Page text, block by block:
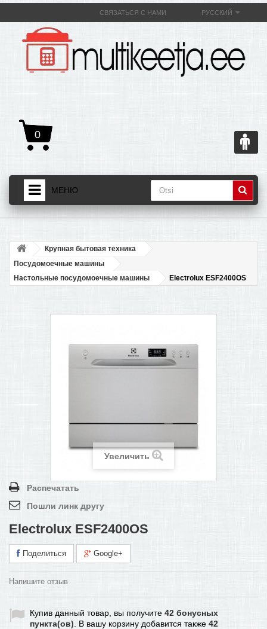
РУССКИЙ
СВЯЗАТЬСЯ С НАМИ
0
МЕНЮ
+
ТОВАРЫ
О МУЛЬТИВАРКЕ И ЕЕ ПОЛЕЗНОСТИ
ПОМОЩЬ В ОФОРМЛЕНИИ ЗАКАЗА
Крупная бытовая техника
Посудомоечные машины
Настольные посудомоечные машины
Electrolux ESF2400OS
Увеличить
Распечатать
Пошли линк другу
Electrolux ESF2400OS
Поделиться Google+
Напишите отзыв
Купив данный товар, вы получите 42 бонусных
пункта(ов) . В вашу корзину добавится также 42